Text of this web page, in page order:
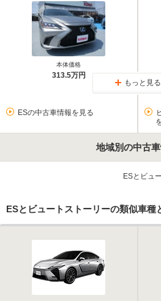
本体価格
313.5万円
もっと見る
ESの中古車情報を見る
地域別の中古
ESとビュ
ESとビュートストーリーの類似車種